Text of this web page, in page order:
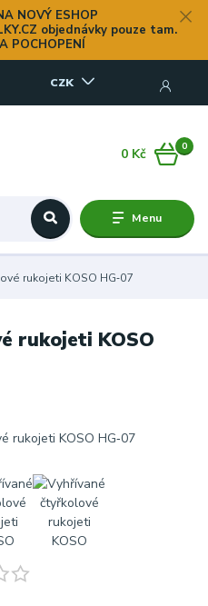
NOVÝ ESHOP
objednávky pouze tam.
POCHOPENÍ
Menu
CZK
0
0 Kč
rukojeti KOSO HG‑07
rukojeti KOSO